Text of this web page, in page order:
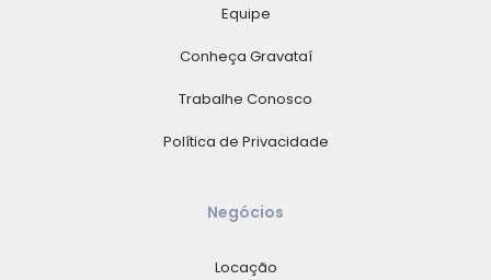
Equipe
Conheça Gravataí
Trabalhe Conosco
Política de Privacidade
Negócios
Locação